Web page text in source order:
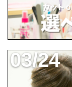
03/24